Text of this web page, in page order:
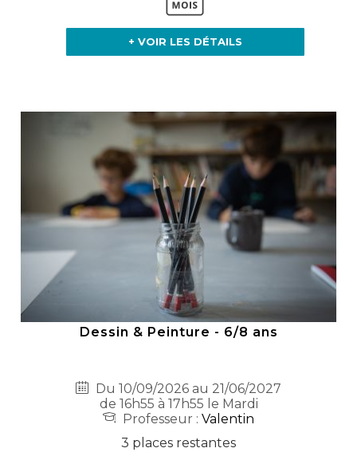
+ VOIR LES DÉTAILS
Dessin & Peinture - 6/8 ans
Du 10/09/2026 au 21/06/2027
de 16h55 à 17h55 le Mardi
Professeur : Valentin
3 places restantes